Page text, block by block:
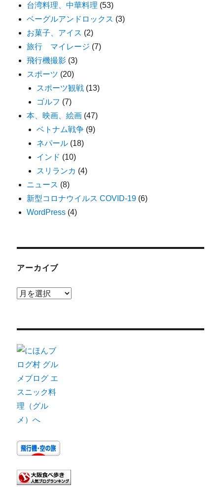
台湾料理、中華料理 (53)
ベーグルアンドロックス (3)
お菓子、アイス (2)
旅行 マイレージ (7)
飛行機撮影 (3)
スポーツ (20)
スポーツ観戦 (13)
ゴルフ (7)
本、映画、絵画 (47)
ベトナム戦争 (9)
ネパール (18)
インド (10)
スリランカ (4)
ニュース (8)
新型コロナウイルス COVID-19 (6)
WordPress (4)
アーカイブ
ア
ブ